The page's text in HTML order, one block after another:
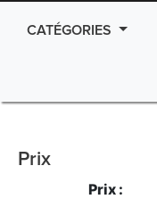
CATÉGORIES
Prix
Prix :